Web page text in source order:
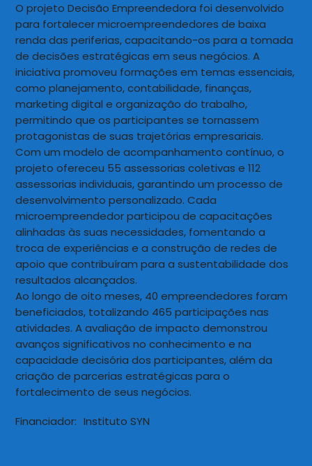
O projeto Decisão Empreendedora foi desenvolvido
para fortalecer microempreendedores de baixa
renda das periferias, capacitando-os para a tomada
de decisões estratégicas em seus negócios. A
iniciativa promoveu formações em temas essenciais,
como planejamento, contabilidade, finanças,
marketing digital e organização do trabalho,
permitindo que os participantes se tornassem
protagonistas de suas trajetórias empresariais.
Com um modelo de acompanhamento contínuo, o
projeto ofereceu 55 assessorias coletivas e 112
assessorias individuais, garantindo um processo de
desenvolvimento personalizado. Cada
microempreendedor participou de capacitações
alinhadas às suas necessidades, fomentando a
troca de experiências e a construção de redes de
apoio que contribuíram para a sustentabilidade dos
resultados alcançados.
Ao longo de oito meses, 40 empreendedores foram
beneficiados, totalizando 465 participações nas
atividades. A avaliação de impacto demonstrou
avanços significativos no conhecimento e na
capacidade decisória dos participantes, além da
criação de parcerias estratégicas para o
fortalecimento de seus negócios.
Instituto SYN
Financiador: